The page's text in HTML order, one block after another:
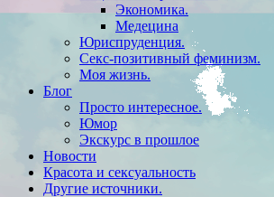
Экономика.
Медецина
Юриспруденция.
Секс-позитивный феминизм.
Моя жизнь.
Блог
Просто интересное.
Юмор
Экскурс в прошлое
Новости
Красота и сексуальность
Другие источники.